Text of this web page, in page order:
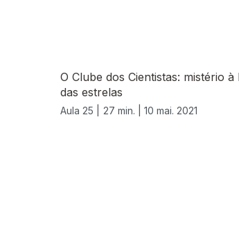
O Clube dos Cientistas: mistério à
das estrelas
Aula 25 | 27 min. | 10 mai. 2021